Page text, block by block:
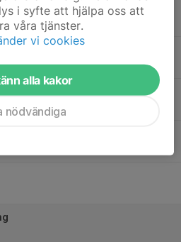
- Träning
i syfte att hjälpa oss att
våra tjänster.
vi cookies
alla kakor
nödvändiga